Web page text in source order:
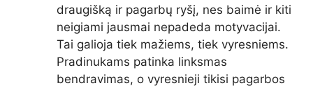
draugišką ir pagarbų ryšį, nes baimė ir kiti
neigiami jausmai nepadeda motyvacijai.
Tai galioja tiek mažiems, tiek vyresniems.
Pradinukams patinka linksmas
bendravimas, o vyresnieji tikisi pagarbos